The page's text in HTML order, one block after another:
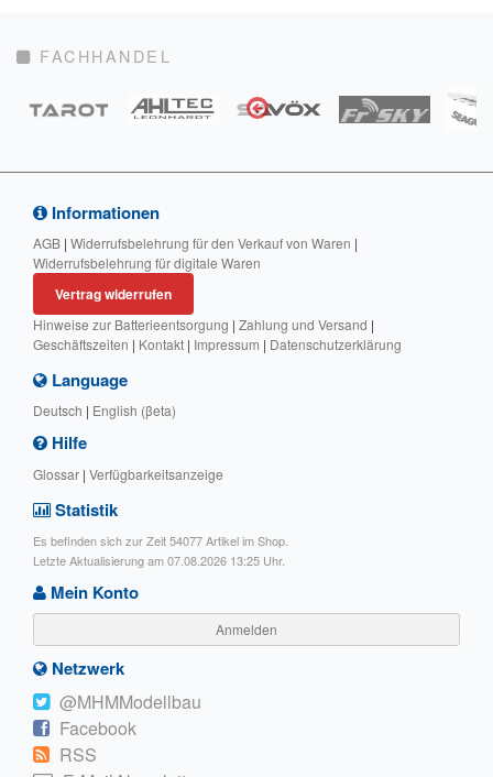
FACHHANDEL
Informationen
AGB | Widerrufsbelehrung für den Verkauf von Waren |
Widerrufsbelehrung für digitale Waren
Vertrag widerrufen
Hinweise zur Batterieentsorgung | Zahlung und Versand |
Geschäftszeiten | Kontakt | Impressum | Datenschutzerklärung
Language
Deutsch | English (βeta)
Hilfe
Glossar | Verfügbarkeitsanzeige
Statistik
Es befinden sich zur Zeit 54077 Artikel im Shop.
Letzte Aktualisierung am 07.08.2026 13:25 Uhr.
Mein Konto
Anmelden
Netzwerk
@MHMModellbau
Facebook
RSS